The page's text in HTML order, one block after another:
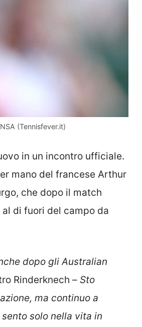
(Tennisfever.it)
in un incontro ufficiale.
mano del francese Arthur
che dopo il match
di fuori del campo da
dopo gli Australian
Rinderknech – Sto
ma continuo a
solo nella vita in